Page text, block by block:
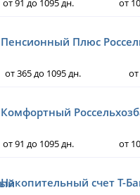
от 91 до 1095 дн. от
Пенсионный Плюс
от 365 до 1095 дн.
Комфортный
от 91 до 1095 дн. от
Накопительный счет Т-